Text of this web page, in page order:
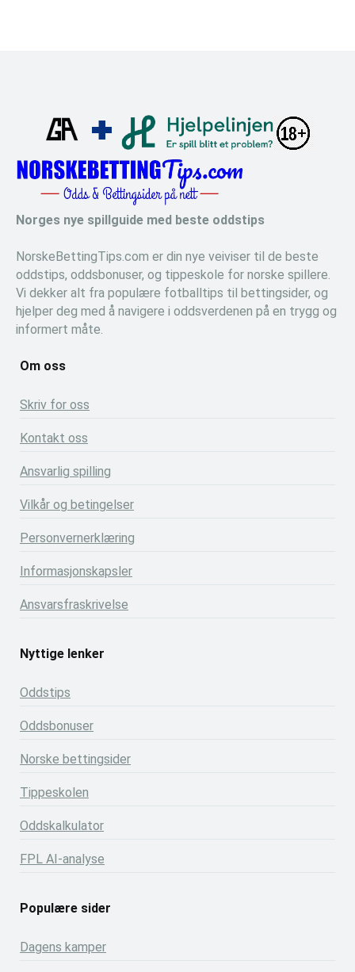
Norges nye spillguide med beste oddstips
NorskeBettingTips.com er din nye veiviser til de beste
oddstips, oddsbonuser, og tippeskole for norske spillere.
Vi dekker alt fra populære fotballtips til bettingsider, og
hjelper deg med å navigere i oddsverdenen på en trygg og
informert måte.
Om oss
Skriv for oss
Kontakt oss
Ansvarlig spilling
Vilkår og betingelser
Personvernerklæring
Informasjonskapsler
Ansvarsfraskrivelse
Nyttige lenker
Oddstips
Oddsbonuser
Norske bettingsider
Tippeskolen
Oddskalkulator
FPL AI-analyse
Populære sider
Dagens kamper